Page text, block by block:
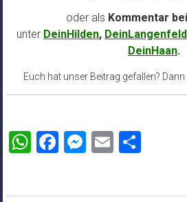
oder als Kommentar bei
unter DeinHilden, DeinLangenfeld
DeinHaan.
Euch hat unser Beitrag gefallen? Dann
WhatsApp
Facebook
Messenger
EmailTeilen